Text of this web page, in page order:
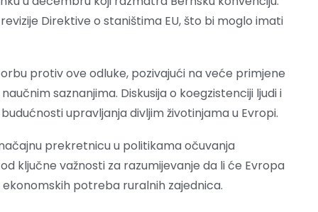
Direktive o staništima EU, što bi moglo imati
protiv ove odluke, pozivajući na veće primjene
saznanjima. Diskusija o koegzistenciji ljudi i
upravljanja divljim životinjama u Evropi.
prekretnicu u politikama očuvanja
ključne važnosti za razumijevanje da li će Evropa
potreba ruralnih zajednica.